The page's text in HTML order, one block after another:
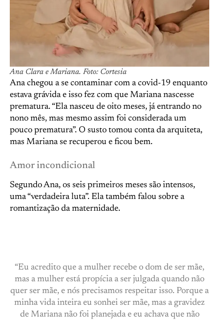
Ana Clara e Mariana. Foto: Cortesia
Ana chegou a se contaminar com a covid-19 enquanto
estava grávida e isso fez com que Mariana nascesse
prematura. “Ela nasceu de oito meses, já entrando no
nono mês, mas mesmo assim foi considerada um
pouco prematura”. O susto tomou conta da arquiteta,
mas Mariana se recuperou e ficou bem.
Amor incondicional
Segundo Ana, os seis primeiros meses são intensos,
uma “verdadeira luta”. Ela também falou sobre a
romantização da maternidade.
“Eu acredito que a mulher recebe o dom de ser mãe,
mas a mulher está propícia a ser julgada quando não
quer ser mãe, e nós precisamos respeitar isso. Porque a
minha vida inteira eu sonhei ser mãe, mas a gravidez
de Mariana não foi planejada e eu achava que não